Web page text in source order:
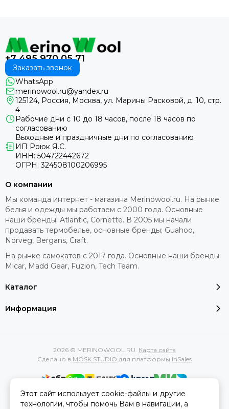
+7 495 970 05 71
Заказать звонок
WhatsApp
merinowool.ru@yandex.ru
125124, Россия, Москва, ул. Марины Расковой, д. 10, стр.
4
Рабочие дни с 10 до 18 часов, после 18 часов по
согласованию
Выходные и праздничные дни по согласованию
ИП Роюк Я.С.
ИНН: 504722442672
ОГРН: 324508100206995
Каталог
Информация
О компании
Мы команда интернет - магазина Merinowool.ru. На рынке
белья и одежды мы работаем с 2000 года. Основные
наши бренды; Atlantic, Cornette. В 2005 мы начали
продавать термобелье, основные бренды; Guahoo,
Norveg, Bergans, Craft.
На рынке самокатов с 2017 года. Основные наши бренды:
Micar, Madd Gear, Fuzion, Tech Team.
2026 © MERINOWOOL.RU. Карта сайта
Сделано в MOSK.STUDIO для платформы InSales
Вся представленная на сайте информация, касающаяся
характеристик, стоимости товаров и услуг, носит
Этот сайт использует cookie-файлы и другие
технологии, чтобы помочь Вам в навигации, а